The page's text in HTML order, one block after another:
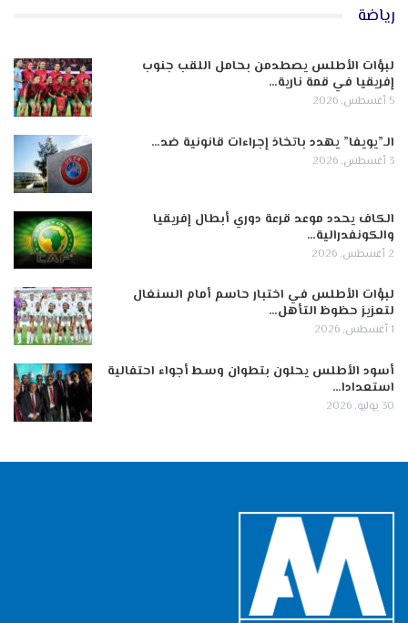
رياضة
لبؤات الأطلس يصطدمن بحامل اللقب جنوب
إفريقيا في قمة نارية…
5 أغسطس, 2026
الـ”يويفا” يهدد باتخاذ إجراءات قانونية ضد…
3 أغسطس, 2026
الكاف يحدد موعد قرعة دوري أبطال إفريقيا
والكونفدرالية…
2 أغسطس, 2026
لبؤات الأطلس في اختبار حاسم أمام السنغال
لتعزيز حظوظ التأهل…
1 أغسطس, 2026
أسود الأطلس يحلون بتطوان وسط أجواء احتفالية
استعدادا…
30 يوليو, 2026